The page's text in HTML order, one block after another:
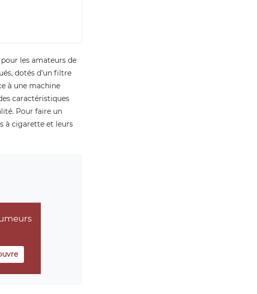
les amateurs de
dotés d’un filtre
à une machine
caractéristiques
Pour faire un
à cigarette et leurs